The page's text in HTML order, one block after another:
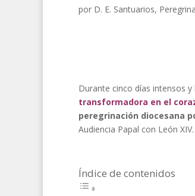
por D. E. Santuarios,
Durante cinco días intensos
transformadora en el
peregrinación diocesana
Audiencia Papal con León XIV.
Índice de contenidos